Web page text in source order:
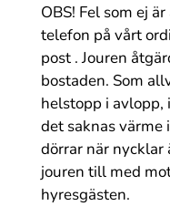
OBS! Fel som ej
telefon på vårt
post . Jouren
bostaden. Som
helstopp i
det saknas värme
dörrar när
jouren till med
hyresgästen.